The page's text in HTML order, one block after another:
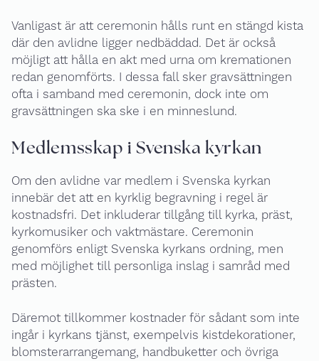
Vanligast är att ceremonin hålls runt en stängd kista
där den avlidne ligger nedbäddad. Det är också
möjligt att hålla en akt med urna om kremationen
redan genomförts. I dessa fall sker gravsättningen
ofta i samband med ceremonin, dock inte om
gravsättningen ska ske i en minneslund.
Medlemsskap i Svenska kyrkan
Om den avlidne var medlem i Svenska kyrkan
innebär det att en kyrklig begravning i regel är
kostnadsfri. Det inkluderar tillgång till kyrka, präst,
kyrkomusiker och vaktmästare. Ceremonin
genomförs enligt Svenska kyrkans ordning, men
med möjlighet till personliga inslag i samråd med
prästen.
Däremot tillkommer kostnader för sådant som inte
ingår i kyrkans tjänst, exempelvis kistdekorationer,
blomsterarrangemang, handbuketter och övriga